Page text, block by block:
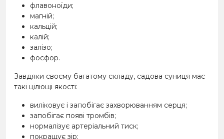
флавоноїди;
магній;
кальцій;
калій;
залізо;
фосфор.
Завдяки своєму багатому складу, садова суниця має
такі цілющі якості:
виліковує і запобігає захворюванням серця;
запобігає появі тромбів;
нормалізує артеріальний тиск;
покращує зір;